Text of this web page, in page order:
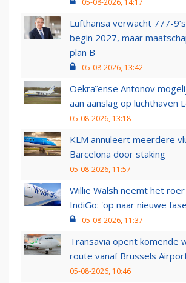
05-08-2026, 14:17
Lufthansa verwacht 777-
begin 2027, maar
plan B
05-08-2026, 13:42
Oekraïense Antonov
aan aanslag op luchthaven
05-08-2026, 13:18
KLM annuleert meerdere
Barcelona door staking
05-08-2026, 11:57
Willie Walsh neemt het
IndiGo: 'op naar nieuwe
05-08-2026, 11:37
Transavia opent komende
route vanaf Brussels
05-08-2026, 10:46